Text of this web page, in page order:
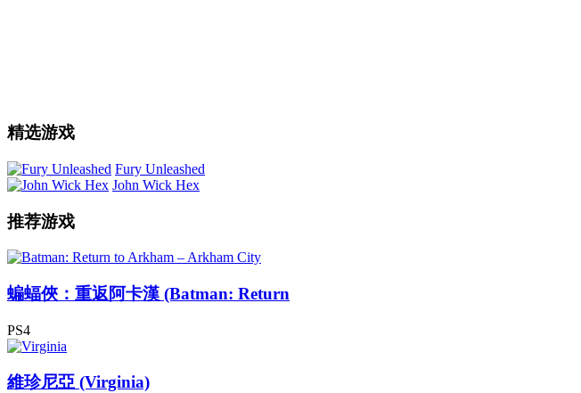
精选游戏
Fury Unleashed
John Wick Hex
推荐游戏
蝙蝠俠：重返阿卡漢 (Batman: Return
PS4
維珍尼亞 (Virginia)